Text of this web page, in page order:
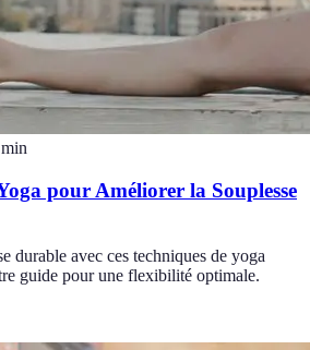
min
pour Améliorer la Souplesse
durable avec ces techniques de yoga
guide pour une flexibilité optimale.